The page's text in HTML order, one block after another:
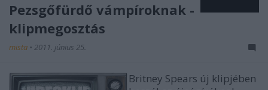
Pezsgőfürdő vámpíroknak -
klipmegosztás
mista • 2011. június 25.
Britney Spears új klipjében